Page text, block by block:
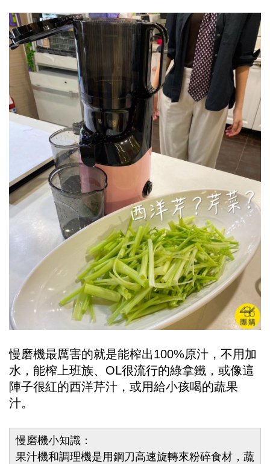
慢磨機最厲害的就是能榨出100%原汁，不用加
水，能榨上班族、OL很流行的綠拿鐵，或像這
陣子很紅的西洋芹汁，或用給小孩喝的蔬果
汁。
慢磨機小知識：
果汁機和調理機是用鋼刀高速旋轉來粉碎食材，蔬